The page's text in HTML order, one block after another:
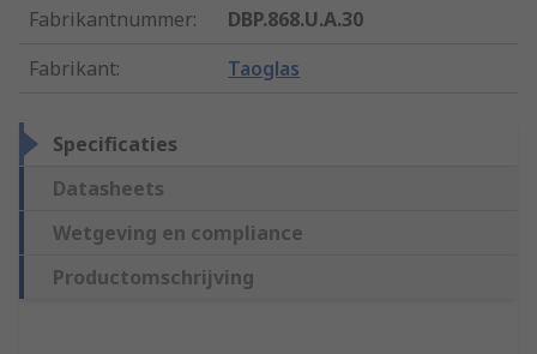
Fabrikantnummer:
DBP.868.U.A.30
Fabrikant: Taoglas
Specificaties
Datasheets
Wetgeving en compliance
Productomschrijving